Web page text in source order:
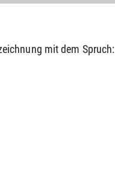
mit dem Spruch: